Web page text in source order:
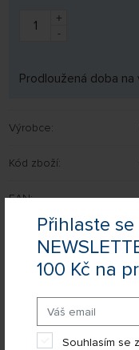
Přihlaste
100 Kč na
Souhlasím se
+
-
Prodloužená doba na
Výrobce:
Kód zboží:
EAN:
Nevíte si rady s
Napište nám Váš dotaz
POSLAT DOTAZ